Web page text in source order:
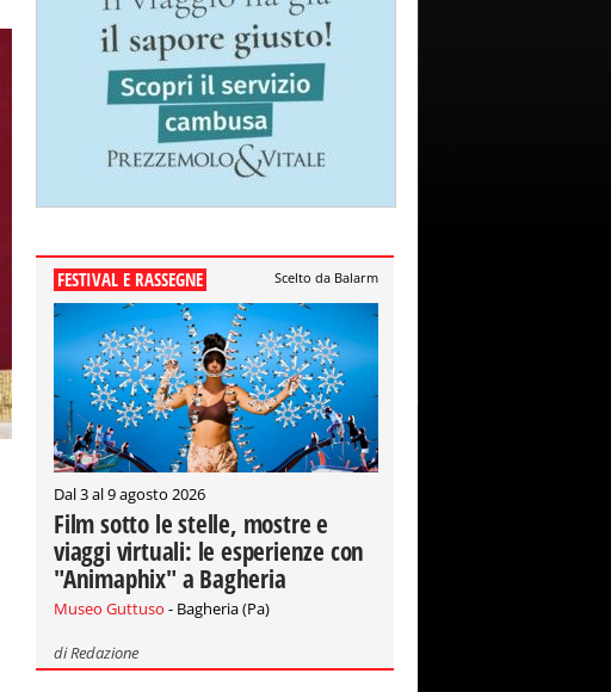
FESTIVAL E RASSEGNE Scelto da Balarm
Dal 3 al 9 agosto 2026
Film sotto le stelle, mostre e
viaggi virtuali: le esperienze con
"Animaphix" a Bagheria
Museo Guttuso - Bagheria (Pa)
diRedazione